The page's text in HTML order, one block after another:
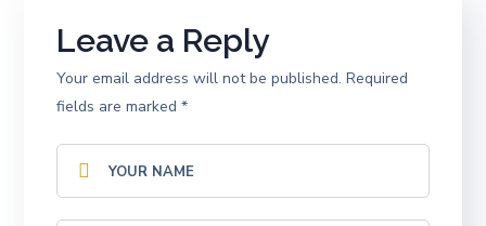
Leave a Reply
Your email address will not be published. Required
fields are marked*